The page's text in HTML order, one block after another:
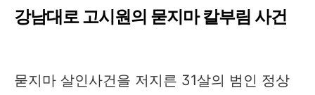
강남대로 고시원의 묻지마 칼부림 사건
묻지마 살인사건을 저지른 31살의 범인 정상